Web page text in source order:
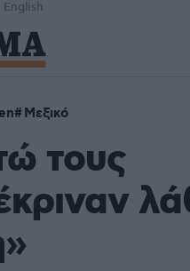
English
Μεξικό
τους